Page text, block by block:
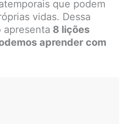
que podem
vidas. Dessa
8 lições
aprender com